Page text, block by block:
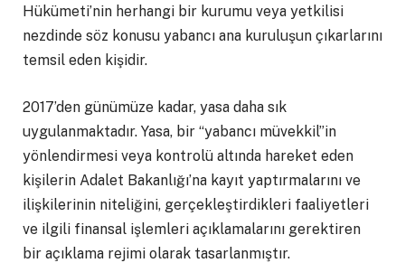
Hükümeti’nin herhangi bir kurumu veya yetkilisi
nezdinde söz konusu yabancı ana kuruluşun çıkarlarını
temsil eden kişidir.
2017’den günümüze kadar, yasa daha sık
uygulanmaktadır. Yasa, bir “yabancı müvekkil”in
yönlendirmesi veya kontrolü altında hareket eden
kişilerin Adalet Bakanlığı’na kayıt yaptırmalarını ve
ilişkilerinin niteliğini, gerçekleştirdikleri faaliyetleri
ve ilgili finansal işlemleri açıklamalarını gerektiren
bir açıklama rejimi olarak tasarlanmıştır.